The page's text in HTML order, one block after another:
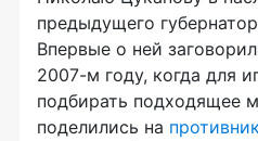
предыдущего
Впервые о ней
2007-м году, когда для
подбирать подходящее
поделились на